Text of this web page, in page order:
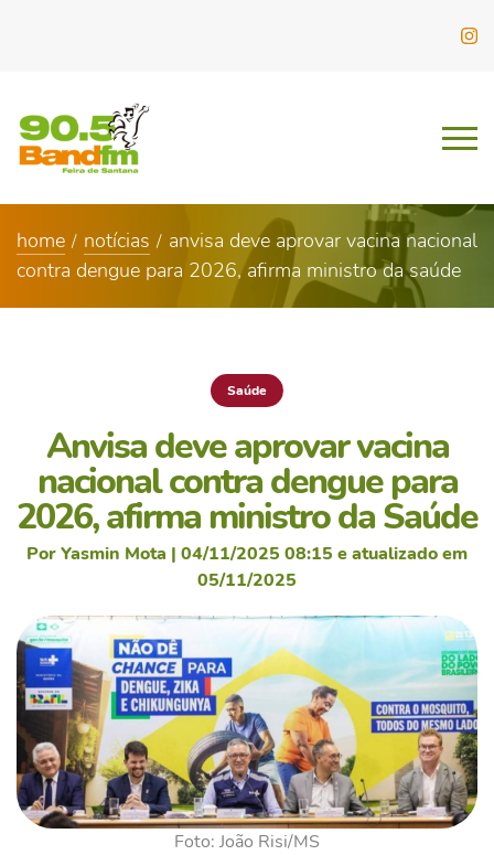
home notícias
anvisa deve aprovar vacina nacional
contra dengue para 2026, afirma ministro da saúde
Saúde
Anvisa deve aprovar vacina
nacional contra dengue para
2026, afirma ministro da Saúde
Por Yasmin Mota | 04/11/2025 08:15 e atualizado em
05/11/2025
Foto: João Risi/MS